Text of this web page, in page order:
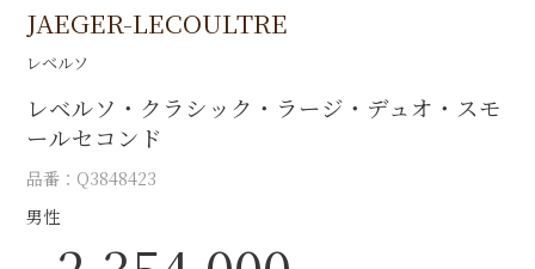
JAEGER-LECOULTRE
レベルソ
レベルソ・クラシック・ラージ・デュオ・スモ
ールセコンド
品番：Q3848423
男性